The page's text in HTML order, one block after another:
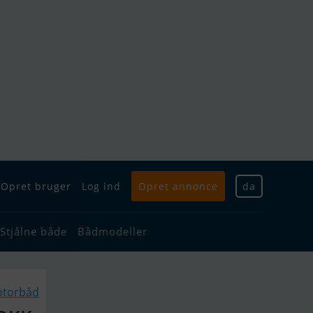
Opret bruger Log ind Opret annonce da
Stjålne både Bådmodeller